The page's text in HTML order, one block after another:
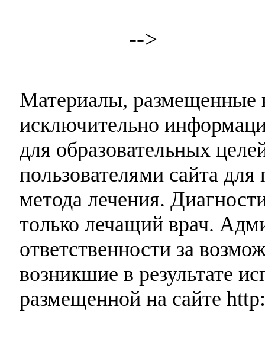
-->
Материалы, размещенные
исключительно
для образовательных
пользователями сайта
метода лечения.
только лечащий врач.
ответственности за
возникшие в результате
размещенной на сайте